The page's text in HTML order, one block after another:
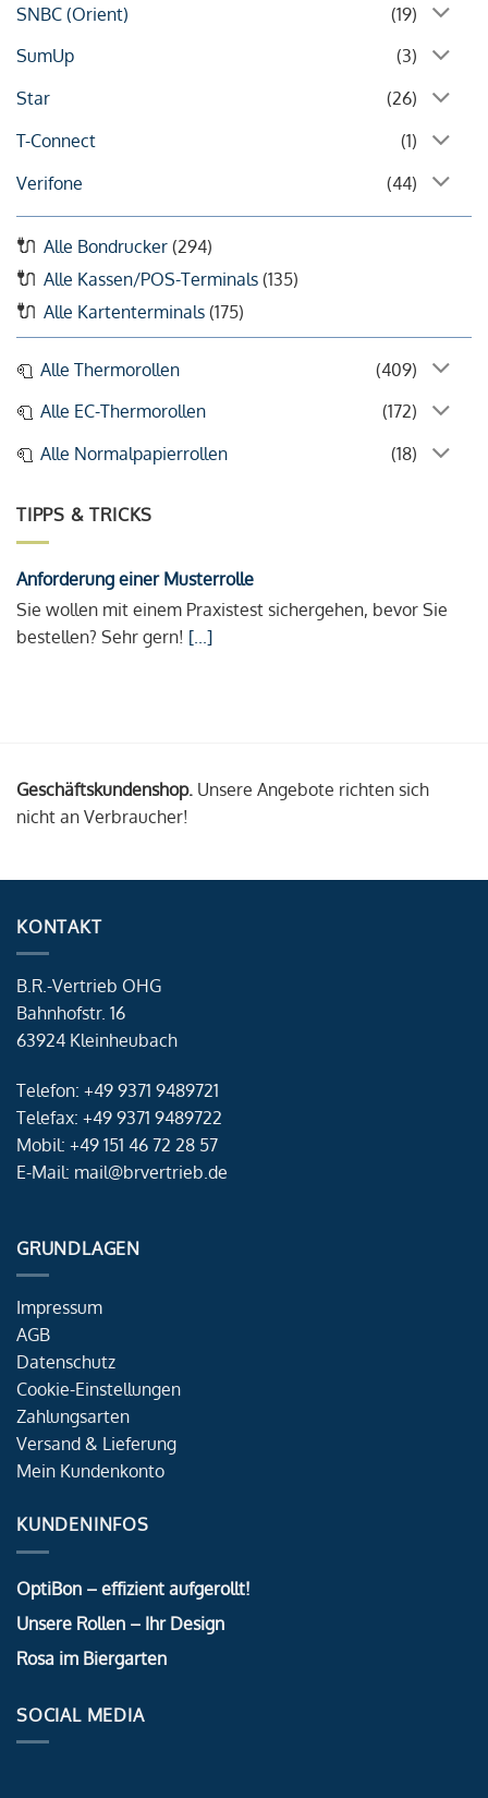
SNBC (Orient)
(19)
SumUp
(3)
Star
(26)
T-Connect
(1)
Verifone
(44)
Alle Bondrucker (294)
Alle Kassen/POS-Terminals (135)
Alle Kartenterminals (175)
Alle Thermorollen
(409)
Alle EC-Thermorollen
(172)
Alle Normalpapierrollen
(18)
TIPPS & TRICKS
Anforderung einer Musterrolle
Sie wollen mit einem Praxistest sichergehen, bevor Sie
bestellen? Sehr gern! [...]
Geschäftskundenshop. Unsere Angebote richten sich
nicht an Verbraucher!
KONTAKT
B.R.-Vertrieb OHG
Bahnhofstr. 16
63924 Kleinheubach
Telefon: +49 9371 9489721
Telefax: +49 9371 9489722
Mobil: +49 151 46 72 28 57
E-Mail: mail@brvertrieb.de
GRUNDLAGEN
Impressum
AGB
Datenschutz
Cookie-Einstellungen
Zahlungsarten
Versand & Lieferung
Mein Kundenkonto
KUNDENINFOS
OptiBon – effizient aufgerollt!
Unsere Rollen – Ihr Design
Rosa im Biergarten
SOCIAL MEDIA